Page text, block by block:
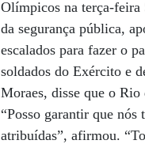
Olímpicos na terça-feira
da segurança pública,
escalados para fazer o
soldados do Exército e
Moraes, disse que o Rio
“Posso garantir que
atribuídas”, afirmou.